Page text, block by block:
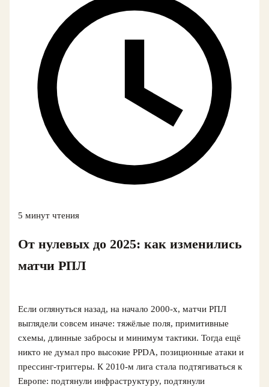
5 минут чтения
От нулевых до 2025: как изменились
матчи РПЛ
Если оглянуться назад, на начало 2000‑х, матчи РПЛ
выглядели совсем иначе: тяжёлые поля, примитивные
схемы, длинные забросы и минимум тактики. Тогда ещё
никто не думал про высокие PPDA, позиционные атаки и
прессинг-триггеры. К 2010‑м лига стала подтягиваться к
Европе: подтянули инфраструктуру, подтянули